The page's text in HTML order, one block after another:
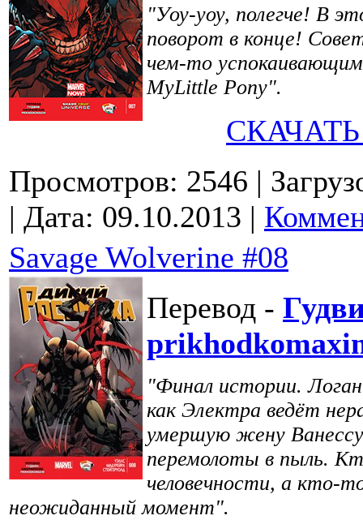
"Уоу-уоу, полегче! В
поворот в конце!
чем-то
MyLittle Pony".
Просмотров: 2546 |
| Дата: 09.10.2013 |
Savage Wolverine #08
Перевод -
"Финал истории.
как Электра ведёт
умершую жену
перемолоты в пыль.
человечности, а кто-
неожиданный момент".